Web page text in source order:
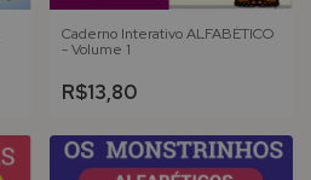
Caderno Interativo ALFABÉTICO
- Volume 1
R$13,80